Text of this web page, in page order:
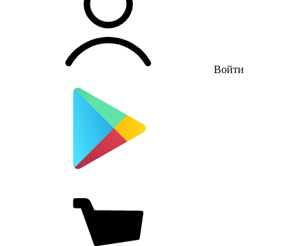
Войти